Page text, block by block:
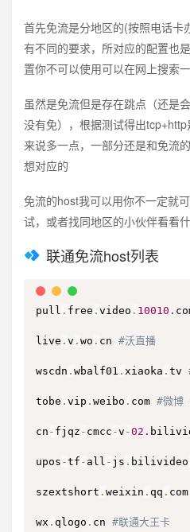
首先免流是分地区的(按照电话卡
有不同的要求，所对应的配置也
置你不可以使用可以在网上搜索
虽然是免流但是存在跳点（还是
没有免），根据测试得出
来说多一点，一部分还是和免流
想对应的
免流的host我可以用你不一定就
试，或者找同地区的小伙伴看看
联通免流host列表
pull . free . video . 10010.
live . v . wo . cn #沃直播
wscdn . wbalf01 . xiaoka . tv
tobe . vip . weibo . com #微
cn - fjqz - cmcc -v -02.
upos -tf - all - js . bilivideo
szextshort . weixin . qq . com
wx . qlogo . cn #联通大王卡